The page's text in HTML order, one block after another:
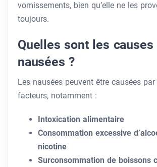
vomissements, bien qu’elle ne les
toujours.
Quelles sont les causes
nausées ?
Les nausées peuvent être causées
facteurs, notamment :
Intoxication alimentaire
Consommation excessive
nicotine
Surconsommation de boissons